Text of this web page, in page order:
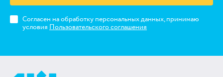
Согласен на обработку персональных данных, принимаю
условия Пользовательского соглашения